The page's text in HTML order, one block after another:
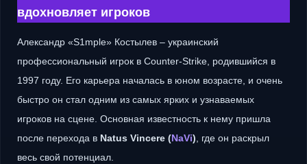
вдохновляет игроков
Александр «S1mple» Костылев – украинский
профессиональный игрок в Counter-Strike, родившийся в
1997 году. Его карьера началась в юном возрасте, и очень
быстро он стал одним из самых ярких и узнаваемых
игроков на сцене. Основная известность к нему пришла
после перехода в Natus Vincere (NaVi) , где он раскрыл
весь свой потенциал.